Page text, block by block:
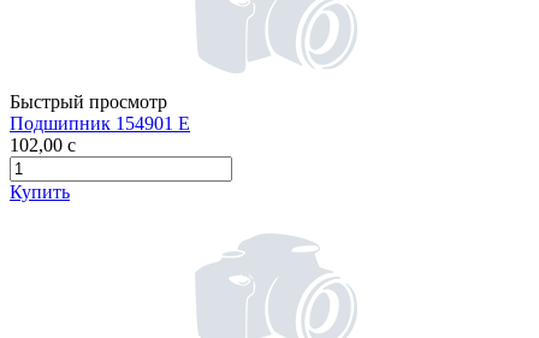
Быстрый просмотр
Подшипник 154901 Е
102,00 c
Купить